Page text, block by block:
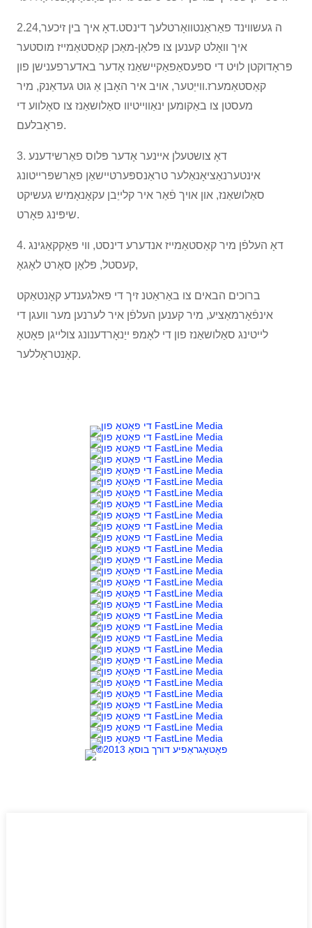
2.24ה געשווינד פאַראַנטוואָרטלעך דינסט.דאָ איך בין זיכער,
איך וואָלט קענען צו פּלאַן-מאַכן קאַסטאַמייז מוסטער
פּראָדוקטן לויט די ספּעסאַפאַקיישאַנז אָדער באדערפענישן פון
קאַסטאַמערז.ווייַטער, אויב איר האָבן אַ גוט געדאַנק, מיר
מעסטן צו באַקומען ינאַווייטיוו סאַלושאַנז צו סאָלווע די
פּראָבלעם.
3. דאָ צושטעלן איינער אָדער פּלוס פאַרשידענע
אינטערנאַציאָנאַלער טראַנספּערטיישאַן פאַרשפּרייטונג
סאַלושאַנז, און אויך פֿאַר איר קלייַבן עקאָנאָמיש געשיקט
שיפּינג פּאָרט.
4. דאָ העלפֿן מיר קאַסטאַמייז אנדערע דינסט, ווי פּאַקקאַגינג
קעסטל, פּלאַן סאָרט לאָגאָ,
ברוכים הבאים צו באַראַטנ זיך די פאלגענדע קאָנטאַקט
אינפֿאָרמאַציע, מיר קענען העלפֿן איר לערנען מער וועגן די
לייטינג סאַלושאַנז פון די לאָמפּ ייַנאָרדענונג צולייגן פאָטאָ
קאָנטראָללער.